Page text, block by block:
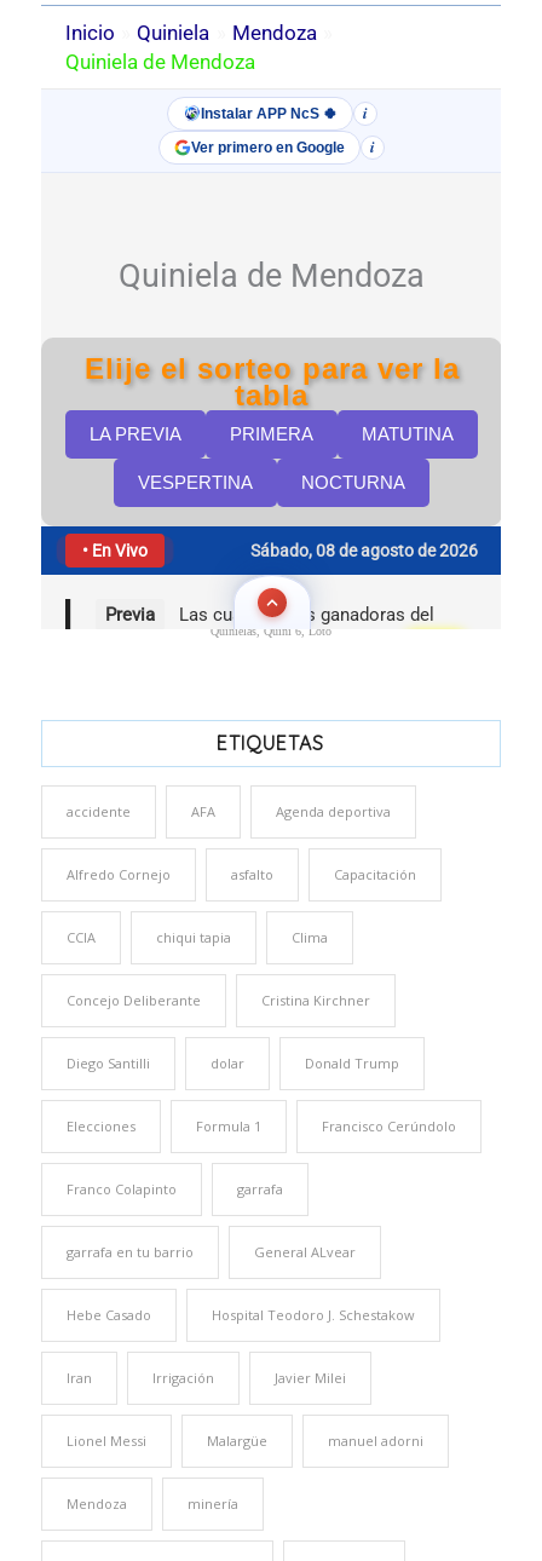
Quinielas, Quini 6, Loto
ETIQUETAS
accidente AFA Agenda deportiva
Alfredo Cornejo asfalto Capacitación
CCIA chiqui tapia Clima
Concejo Deliberante Cristina Kirchner
Diego Santilli dolar Donald Trump
Elecciones Formula 1 Francisco Cerúndolo
Franco Colapinto garrafa
garrafa en tu barrio General ALvear
Hebe Casado Hospital Teodoro J. Schestakow
Iran Irrigación Javier Milei
Lionel Messi Malargüe manuel adorni
Mendoza minería